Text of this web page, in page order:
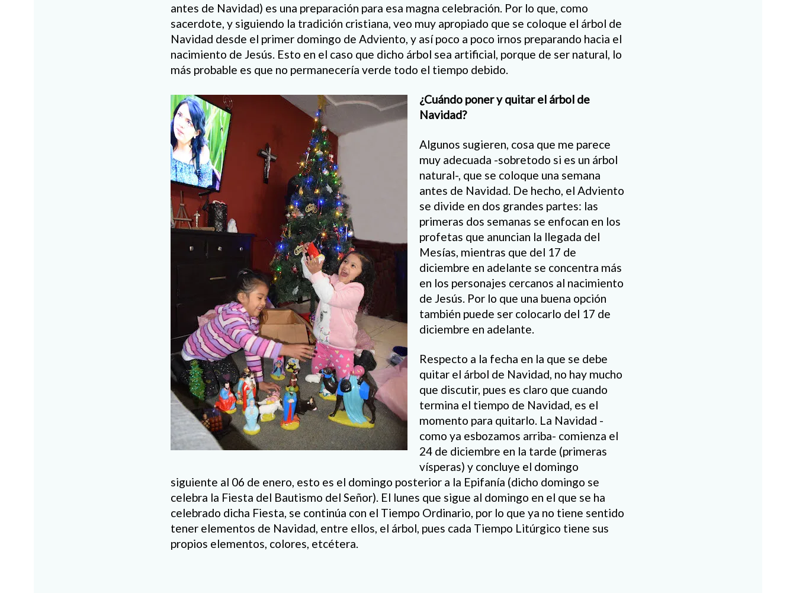
antes de Navidad) es una preparación para esa magna celebración. Por lo que, como
sacerdote, y siguiendo la tradición cristiana, veo muy apropiado que se coloque el árbol de
Navidad desde el primer domingo de Adviento, y así poco a poco irnos preparando hacia el
nacimiento de Jesús. Esto en el caso que dicho árbol sea artificial, porque de ser natural, lo
más probable es que no permanecería verde todo el tiempo debido.
¿Cuándo poner y quitar el árbol de
Navidad?
Algunos sugieren, cosa que me parece
muy adecuada -sobretodo si es un árbol
natural-, que se coloque una semana
antes de Navidad. De hecho, el Adviento
se divide en dos grandes partes: las
primeras dos semanas se enfocan en los
profetas que anuncian la llegada del
Mesías, mientras que del 17 de
diciembre en adelante se concentra más
en los personajes cercanos al nacimiento
de Jesús. Por lo que una buena opción
también puede ser colocarlo del 17 de
diciembre en adelante.
Respecto a la fecha en la que se debe
quitar el árbol de Navidad, no hay mucho
que discutir, pues es claro que cuando
termina el tiempo de Navidad, es el
momento para quitarlo. La Navidad -
como ya esbozamos arriba- comienza el
24 de diciembre en la tarde (primeras
vísperas) y concluye el domingo
siguiente al 06 de enero, esto es el domingo posterior a la Epifanía (dicho domingo se
celebra la Fiesta del Bautismo del Señor). El lunes que sigue al domingo en el que se ha
celebrado dicha Fiesta, se continúa con el Tiempo Ordinario, por lo que ya no tiene sentido
tener elementos de Navidad, entre ellos, el árbol, pues cada Tiempo Litúrgico tiene sus
propios elementos, colores, etcétera.